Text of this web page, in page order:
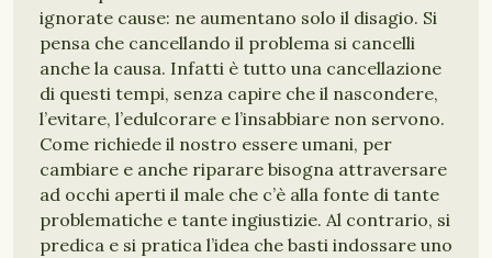
ignorate cause: ne aumentano solo il disagio. Si
pensa che cancellando il problema si cancelli
anche la causa. Infatti è tutto una cancellazione
di questi tempi, senza capire che il nascondere,
l’evitare, l’edulcorare e l’insabbiare non servono.
Come richiede il nostro essere umani, per
cambiare e anche riparare bisogna attraversare
ad occhi aperti il male che c’è alla fonte di tante
problematiche e tante ingiustizie. Al contrario, si
predica e si pratica l’idea che basti indossare uno